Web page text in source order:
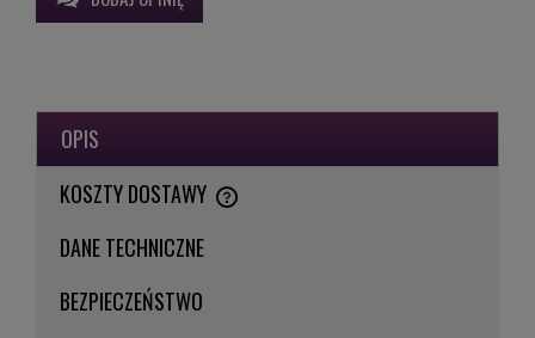
OPIS
KOSZTY DOSTAWY
CENA NIE ZAWIERA EWENTUALNYCH KOSZTÓW PŁATNOŚCI
DANE TECHNICZNE
BEZPIECZEŃSTWO